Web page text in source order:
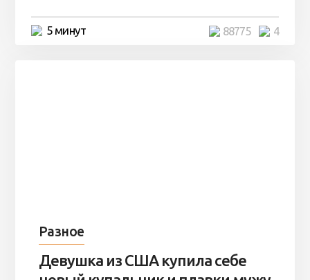
5 минут 4
88775
Разное
Девушка из США купила себе